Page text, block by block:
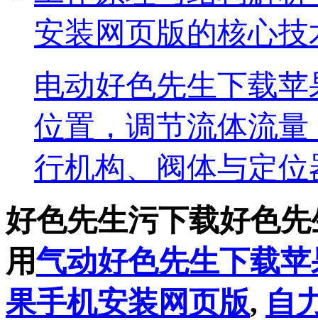
安装网页版的核心技
电动好色先生下载
位置，调节流体流量
行机构、阀体与定
好色先生污下载好色
用气动好色先生下载
果手机安装网页版, 自